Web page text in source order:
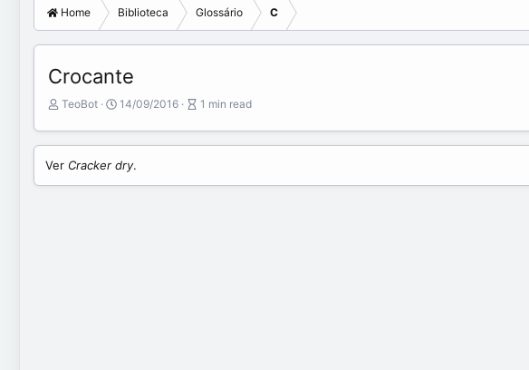
Home Biblioteca Glossário C
Crocante
A
t
r
TeoBot
P
b
i
s
14/09/2016
A
t
l
1 min read
Ver Cracker dry.